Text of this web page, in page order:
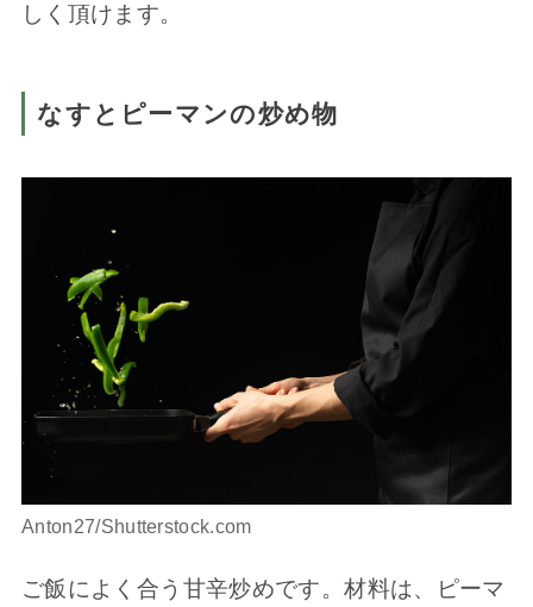
しく頂けます。
なすとピーマンの炒め物
Anton27/Shutterstock.com
ご飯によく合う甘辛炒めです。材料は、ピーマ